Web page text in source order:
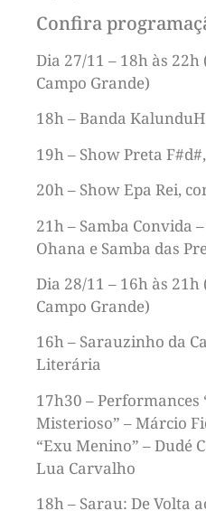
Confira
Dia 27/11 – 18h às 22h
Campo Grande)
18h – Banda KalunduH
19h – Show Preta
20h – Show Epa Rei,
21h – Samba Convida
Ohana e Samba das
Dia 28/11 – 16h às 21h
Campo Grande)
16h – Sarauzinho da
Literária
17h30 –
Misterioso” – Márcio
“Exu Menino” – Dudé
Lua Carvalho
18h – Sarau: De Volta